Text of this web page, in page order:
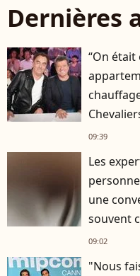
Dernières
“On
09:39
Les
une
souvent
09:02
"Nous